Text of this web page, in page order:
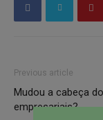
Previous article
Mudou a cabeça
empresariais?